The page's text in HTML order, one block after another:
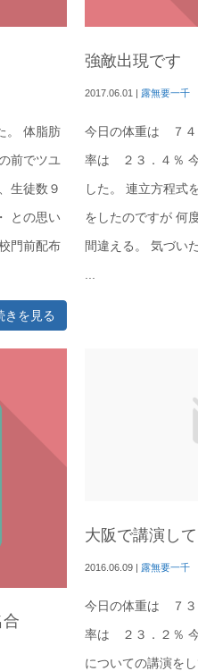
。 体脂肪
前でツユ
生徒数９
との思い
門前配布
きを見る
強敵出現です
2017.06.01 | 露無要一千
今日の体重は ７
率は ２３．４％
した。 連立方程式
をしたのですが 何
間違える。 気づい
大阪で講演し
2016.06.09| 露無要一千
今日の体重は ７
率は ２３．２％
についての講演を